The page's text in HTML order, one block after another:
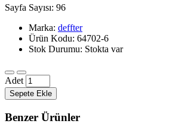
Sayfa Sayısı: 96
Marka: deffter
Ürün Kodu: 64702-6
Stok Durumu: Stokta var
Adet
Sepete Ekle
Benzer Ürünler